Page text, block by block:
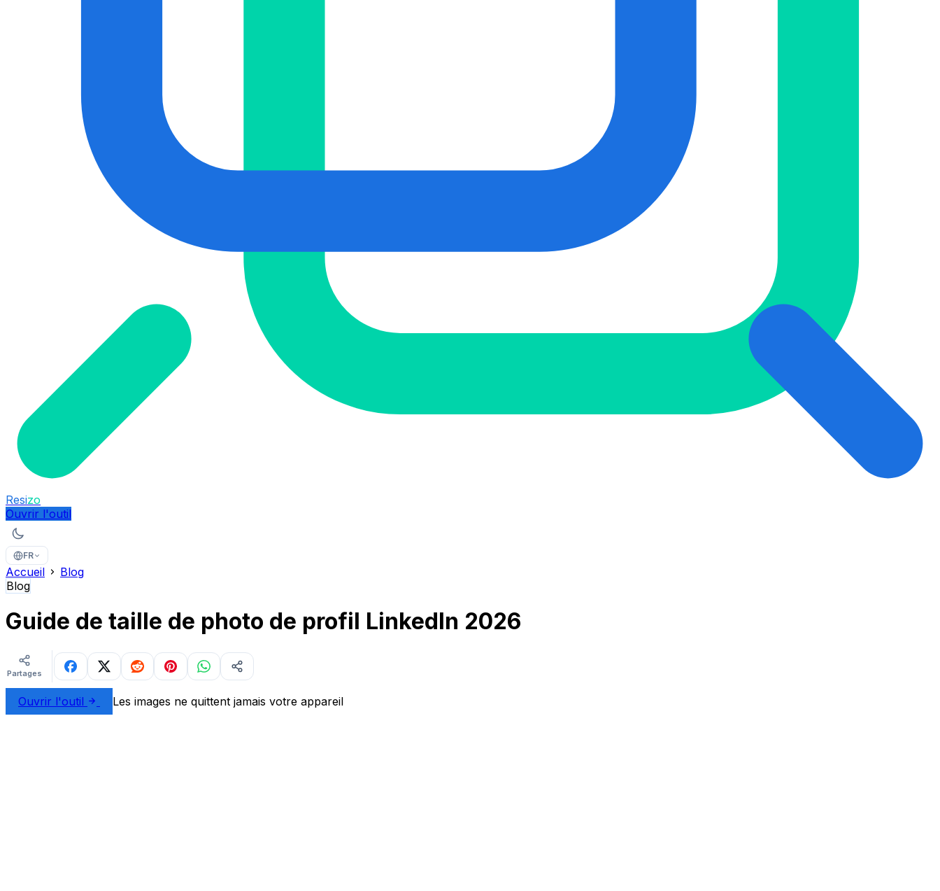
Resizo
Ouvrir l'outil
FR
Accueil
Blog
Blog
Guide de taille de photo de profil LinkedIn 2026
Partages
Ouvrir l'outil Les images ne quittent jamais votre appareil